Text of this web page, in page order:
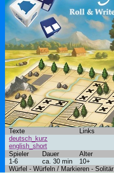
Texte Links
deutsch_kurz
english_short
Spieler
Dauer Alter
1-6
ca. 30 min 10+
Würfel - Würfeln / Markieren - Solitär